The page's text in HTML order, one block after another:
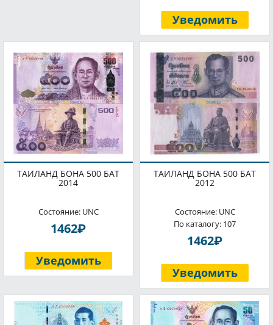
Уведомить
ТАИЛАНД БОНА 500 БАТ
2014
Состояние: UNC
1462P
Уведомить
ТАИЛАНД БОНА 500 БАТ
2012
Состояние: UNC
По каталогу: 107
1462P
Уведомить